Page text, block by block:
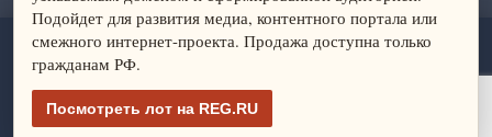
ktovdele.ru — идеи и ведение бизнеса. Все права защищены.
Политика конфиденциальности
Подойдет для развития медиа, контентного портала или
смежного интернет-проекта. Продажа доступна только
гражданам РФ.
Посмотреть лот на REG.RU